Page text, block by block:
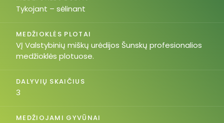
Tykojant – sėlinant
MEDŽIOKLĖS PLOTAI
VĮ Valstybinių miškų urėdijos Šunskų profesionalios
medžioklės plotuose.
DALYVIŲ SKAIČIUS
3
MEDŽIOJAMI GYVŪNAI